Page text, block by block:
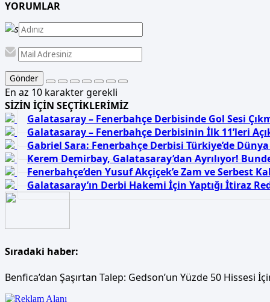
YORUMLAR
Gönder
En az 10 karakter gerekli
SİZİN İÇİN SEÇTİKLERİMİZ
Galatasaray – Fenerbahçe Derbisinde Gol Sesi
Galatasaray – Fenerbahçe Derbisinin İlk 11’leri
Gabriel Sara: Fenerbahçe Derbisi Türkiye’de
Kerem Demirbay, Galatasaray’dan Ayrılıyor!
Fenerbahçe’den Yusuf Akçiçek’e Zam ve Serbest
Galatasaray’ın Derbi Hakemi İçin Yaptığı İtiraz
Sıradaki haber:
Benfica’dan Şaşırtan Talep: Gedson’un Yüzde 50 Hissesi